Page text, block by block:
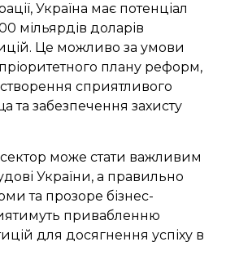
Україна має потенціал
мільярдів доларів
Це можливо за умови
пріоритетного плану реформ,
сприятливого
та забезпечення захисту
може стати важливим
України, а правильно
та прозоре бізнес-
привабленню
для досягнення успіху в